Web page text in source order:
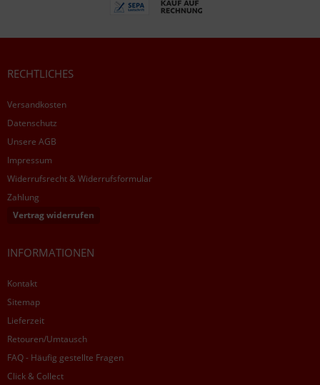
RECHTLICHES
Versandkosten
Datenschutz
Unsere AGB
Impressum
Widerrufsrecht & Widerrufsformular
Zahlung
Vertrag widerrufen
INFORMATIONEN
Kontakt
Sitemap
Lieferzeit
Retouren/Umtausch
FAQ - Häufig gestellte Fragen
Click & Collect